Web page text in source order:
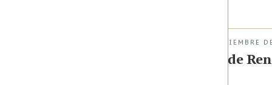
FASE DE IMPLEMENTACIÓN (1 DE DICIEMBRE
Agroecología – Agencia de